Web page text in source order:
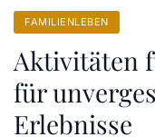
FAMILIENLEBEN
Aktivitäten
für
Erlebnisse